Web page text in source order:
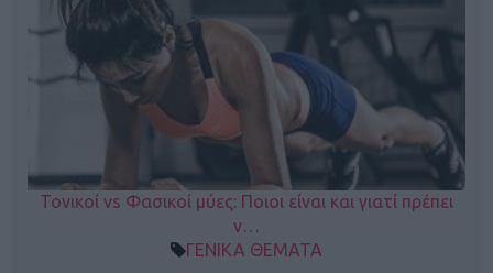
Τονικοί vs Φασικοί μύες: Ποιοι είναι και γιατί πρέπει
ν…
ΓΕΝΙΚΑ ΘΕΜΑΤΑ